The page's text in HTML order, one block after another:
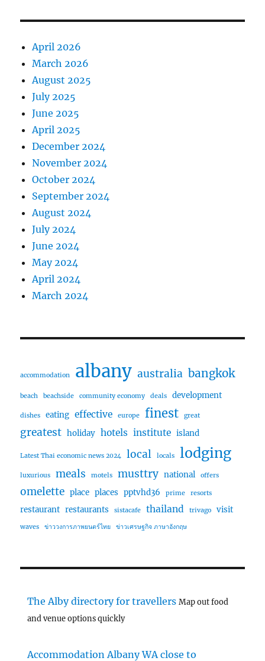
April 2026
March 2026
August 2025
July 2025
June 2025
April 2025
December 2024
November 2024
October 2024
September 2024
August 2024
July 2024
June 2024
May 2024
April 2024
March 2024
accommodation albany australia bangkok
beach beachside community economy deals development
dishes eating effective europe finest great
greatest holiday hotels institute island
Latest Thai economic news 2024 local locals lodging
luxurious meals motels musttry national offers
omelette place places pptvhd36 prime resorts
restaurant restaurants sistacafe thailand trivago visit
waves ข่าววงการภาพยนตร์ไทย ข่าวเศรษฐกิจ ภาษาอังกฤษ
The Alby directory for travellers Map out food
and venue options quickly
Accommodation Albany WA close to